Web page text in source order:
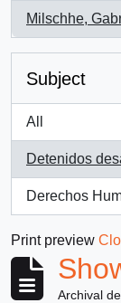
Milschhe,
, 1 results
Subject
All
Detenidos
, 1 results
Derechos
, 1 results
Print preview
Archival